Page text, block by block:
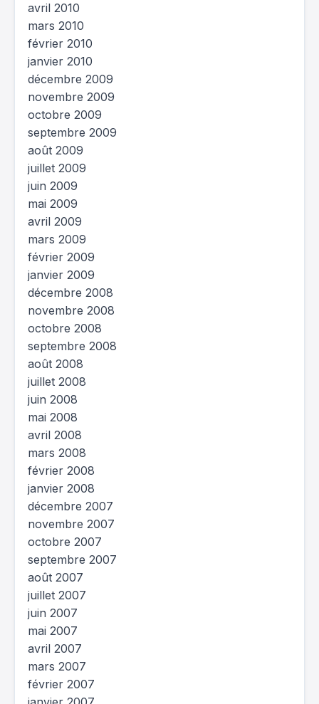
avril 2010
mars 2010
février 2010
janvier 2010
décembre 2009
novembre 2009
octobre 2009
septembre 2009
août 2009
juillet 2009
juin 2009
mai 2009
avril 2009
mars 2009
février 2009
janvier 2009
décembre 2008
novembre 2008
octobre 2008
septembre 2008
août 2008
juillet 2008
juin 2008
mai 2008
avril 2008
mars 2008
février 2008
janvier 2008
décembre 2007
novembre 2007
octobre 2007
septembre 2007
août 2007
juillet 2007
juin 2007
mai 2007
avril 2007
mars 2007
février 2007